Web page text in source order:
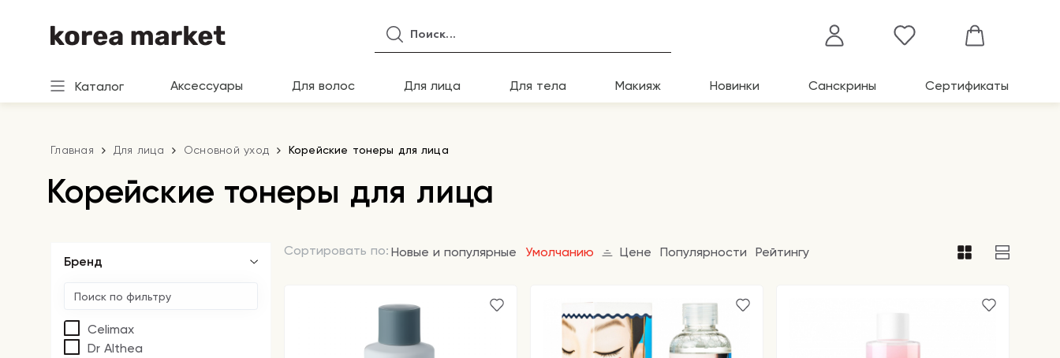
Каталог Аксессуары Для волос Для лица Для тела Макияж Новинки Санскрины Сертификаты
Главная Для лица Основной уход Корейские тонеры для лица
Корейские тонеры для лица
Сортировать по: Новые и популярные Умолчанию Цене Популярности Рейтингу
Бренд
Celimax
Dr Althea